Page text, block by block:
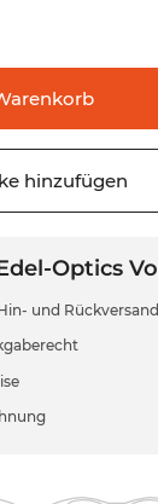
hinzufügen
Optics
und Rückversand